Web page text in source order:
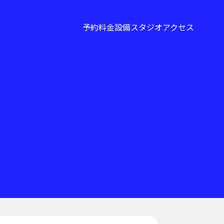
予約料金設備スタジオアクセス